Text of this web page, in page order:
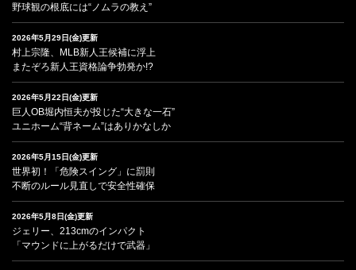
野球観の根底には“ノムラの教え”
2026年5月29日(金)更新
村上宗隆、MLB新人王候補に浮上
またぞろ新人王資格論争勃発か!?
2026年5月22日(金)更新
巨人OB堀内恒夫が投じた“大きな一石”
ユニホーム“背ネーム”はありかなしか
2026年5月15日(金)更新
世界初！「危険スイング」に罰則
不断のルール見直しで安全性確保
2026年5月8日(金)更新
ジェリー、213cmのインパクト
「マウンドに上がるだけで武器」